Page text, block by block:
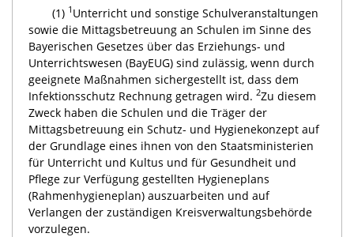
(1) 1 Unterricht und sonstige Schulveranstaltungen
sowie die Mittagsbetreuung an Schulen im Sinne des
Bayerischen Gesetzes über das Erziehungs- und
Unterrichtswesen (BayEUG) sind zulässig, wenn durch
geeignete Maßnahmen sichergestellt ist, dass dem
Infektionsschutz Rechnung getragen wird. 2Zu diesem
Zweck haben die Schulen und die Träger der
Mittagsbetreuung ein Schutz- und Hygienekonzept auf
der Grundlage eines ihnen von den Staatsministerien
für Unterricht und Kultus und für Gesundheit und
Pflege zur Verfügung gestellten Hygieneplans
(Rahmenhygieneplan) auszuarbeiten und auf
Verlangen der zuständigen Kreisverwaltungsbehörde
vorzulegen.